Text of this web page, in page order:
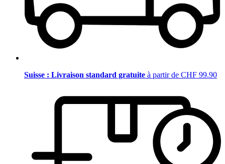
Suisse : Livraison standard gratuite à partir de CHF 99.90